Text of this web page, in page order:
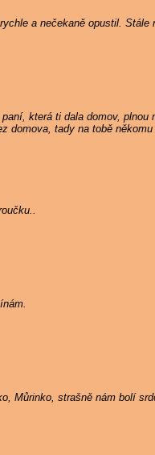
a nečekaně opustil. Stále
která ti dala domov,
domova, tady na tobě někomu
Můrinko, strašně nám bolí